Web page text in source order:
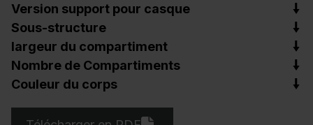
Version support pour casque
Sous-structure
largeur du compartiment
Nombre de Compartiments
Couleur du corps